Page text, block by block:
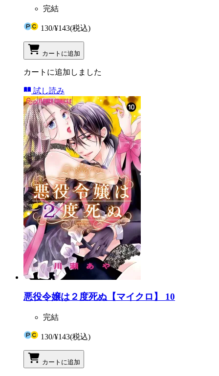
完結
130/¥143(税込)
カートに追加
カートに追加しました
試し読み
悪役令嬢は２度死ぬ【マイクロ】 10
完結
130/¥143(税込)
カートに追加